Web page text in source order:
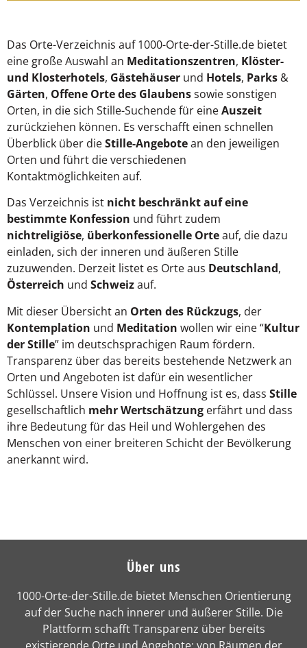
Das Orte-Verzeichnis auf 1000-Orte-der-Stille.de bietet
eine große Auswahl an Meditationszentren, Klöster-
und Klosterhotels, Gästehäuser und Hotels, Parks &
Gärten, Offene Orte des Glaubenssowie sonstigen
Orten, in die sich Stille-Suchende für eineAuszeit
zurückziehen können. Es verschafft einen schnellen
Überblick über dieStille-Angebotean den jeweiligen
Orten und führt die verschiedenen
Kontaktmöglichkeiten auf.
Das Verzeichnis ist nicht beschränkt auf eine
bestimmte Konfession und führt zudem
nichtreligiöse, überkonfessionelle Orteauf, die dazu
einladen, sich der inneren und äußeren Stille
zuzuwenden. Derzeit listet es Orte aus Deutschland,
Österreich und Schweizauf.
Mit dieser Übersicht an Orten des Rückzugs, der
Kontemplation und Meditation wollen wir eine “Kultur
der Stille” im deutschsprachigen Raum fördern.
Transparenz über das bereits bestehende Netzwerk an
Orten und Angeboten ist dafür ein wesentlicher
Schlüssel. Unsere Vision und Hoffnung ist es, dass Stille
gesellschaftlich mehr Wertschätzung erfährt und dass
ihre Bedeutung für das Heil und Wohlergehen des
Menschen von einer breiteren Schicht der Bevölkerung
anerkannt wird.
Über uns
1000-Orte-der-Stille.de bietet Menschen Orientierung
auf der Suche nach innerer und äußerer Stille. Die
Plattform schafft Transparenz über bereits